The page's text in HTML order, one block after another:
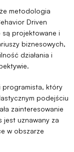
metodologia
Driven
są projektowane i
biznesowych,
działania i
programista, który
podejściu
zainteresowanie
jest uznawany za
w obszarze